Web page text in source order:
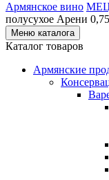
Армянское вино
полусухое Арени
Меню каталога
Каталог товаров
Армянские